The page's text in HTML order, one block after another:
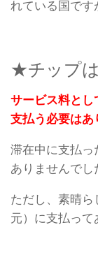
れている国です
★チップ
サービス料と
支払う必要はあ
滞在中に支払っ
ありませんでし
ただし、素晴ら
元）に支払って